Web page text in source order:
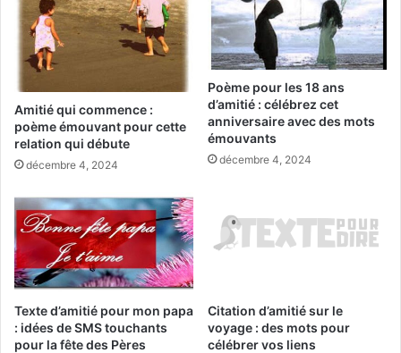
Amitié qui commence :
poème émouvant pour cette
relation qui débute
décembre 4, 2024
Poème pour les 18 ans
d’amitié : célébrez cet
anniversaire avec des mots
émouvants
décembre 4, 2024
Texte d’amitié pour mon papa
: idées de SMS touchants
pour la fête des Pères
Citation d’amitié sur le
voyage : des mots pour
célébrer vos liens